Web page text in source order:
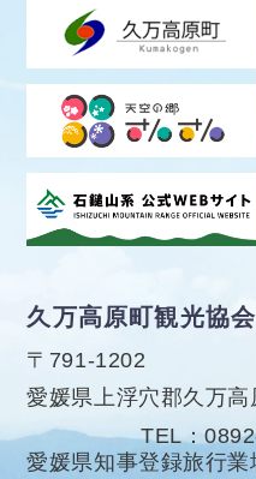
久万高原町観光協会
〒791-1202
愛媛県上浮穴郡久万
TEL
愛媛県知事登録旅行